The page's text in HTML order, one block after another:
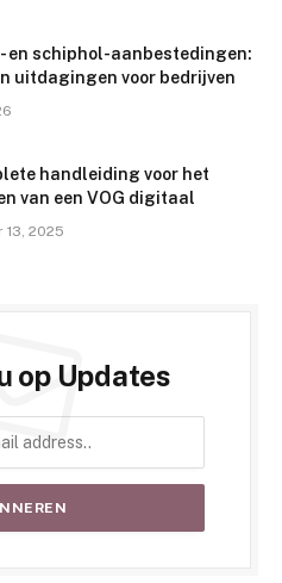
en schiphol-aanbestedingen:
uitdagingen voor bedrijven
handleiding voor het
van een VOG digitaal
13, 2025
op Updates